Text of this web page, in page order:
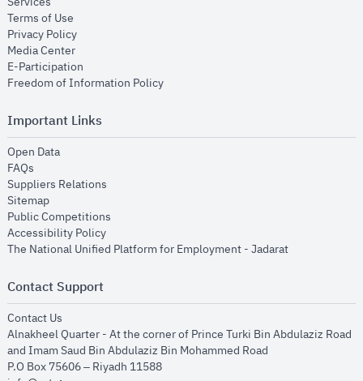
Terms of Use
Privacy Policyopens in new window
Media Centeropens in new window
E-Participation
Freedom of Information Policyopens in new window
Important Links
Open Dataopens in new window
FAQs
Suppliers Relations
Sitemapopens in new window
Public Competitions
Accessibility Policyopens in new window
The National Unified Platform for Employment - Jadaratopens in new
Contact Support
Contact Us
Alnakheel Quarter - At the corner of Prince Turki Bin Abdulaziz Road
and Imam Saud Bin Abdulaziz Bin Mohammed Road​
P.O Box 75606 – Riyadh 11588